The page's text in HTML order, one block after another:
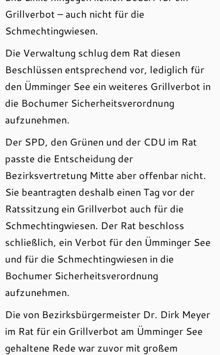
Grillverbot – auch nicht für die
Schmechtingwiesen.
Die Verwaltung schlug dem Rat diesen
Beschlüssen entsprechend vor, lediglich für
den Ümminger See ein weiteres Grillverbot in
die Bochumer Sicherheitsverordnung
aufzunehmen.
Der SPD, den Grünen und der CDU im Rat
passte die Entscheidung der
Bezirksvertretung Mitte aber offenbar nicht.
Sie beantragten deshalb einen Tag vor der
Ratssitzung ein Grillverbot auch für die
Schmechtingwiesen. Der Rat beschloss
schließlich, ein Verbot für den Ümminger See
und für die Schmechtingwiesen in die
Bochumer Sicherheitsverordnung
aufzunehmen.
Die von Bezirksbürgermeister Dr. Dirk Meyer
im Rat für ein Grillverbot am Ümminger See
gehaltene Rede war zuvor mit großem